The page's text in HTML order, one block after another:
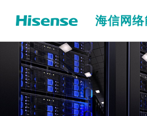
海信网络
储能温控解决方案
户用储能解决方案
数据中心温控解决方案
通信站点温控解决方案